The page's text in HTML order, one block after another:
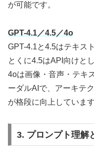
が可能です。
GPT-4.1／4.5／4o
GPT-4.1と4.5はテキス
とくに4.5はAPI向けと
4oは画像・音声・テキ
ーダルAIで、アーキテ
が格段に向上しています
3. プロンプト理解